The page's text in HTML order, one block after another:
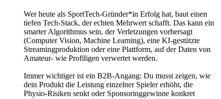
Wer heute als SportTech-Gründer*in Erfolg hat, baut einen
tiefen Tech-Stack, der echten Mehrwert schafft. Das kann ein
smarter Algorithmus sein, der Verletzungen vorhersagt
(Computer Vision, Machine Learning), eine KI-gestützte
Streamingproduktion oder eine Plattform, auf der Daten von
Amateur- wie Profiligen verwertet werden.
Immer wichtiger ist ein B2B-Angang: Du musst zeigen, wie
dein Produkt die Leistung einzelner Spieler erhöht, die
Physio-Risiken senkt oder Sponsoringgewinne konkret